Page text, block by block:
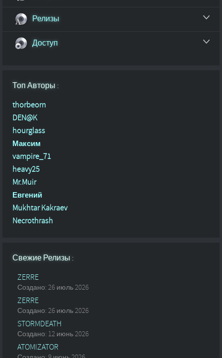
Релизы
Доступ
Топ Авторы :
thorbeorn
DEN@K
hourglass
Максим
vampire_71
heavy25
Mr.Muir
Евгений
Mukhtar Kakraev
Necrothrash
Свежие Релизы :
ZERRE
Создано: 26 июль 2026
ZERRE
Создано: 26 июль 2026
STORMDEATH
Создано: 12 июнь 2026
ATOMIZATOR